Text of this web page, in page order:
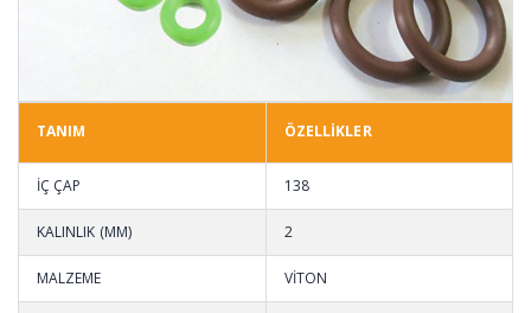
TANIM ÖZELLİKLER
İÇ ÇAP 138
KALINLIK (MM) 2
MALZEME VİTON